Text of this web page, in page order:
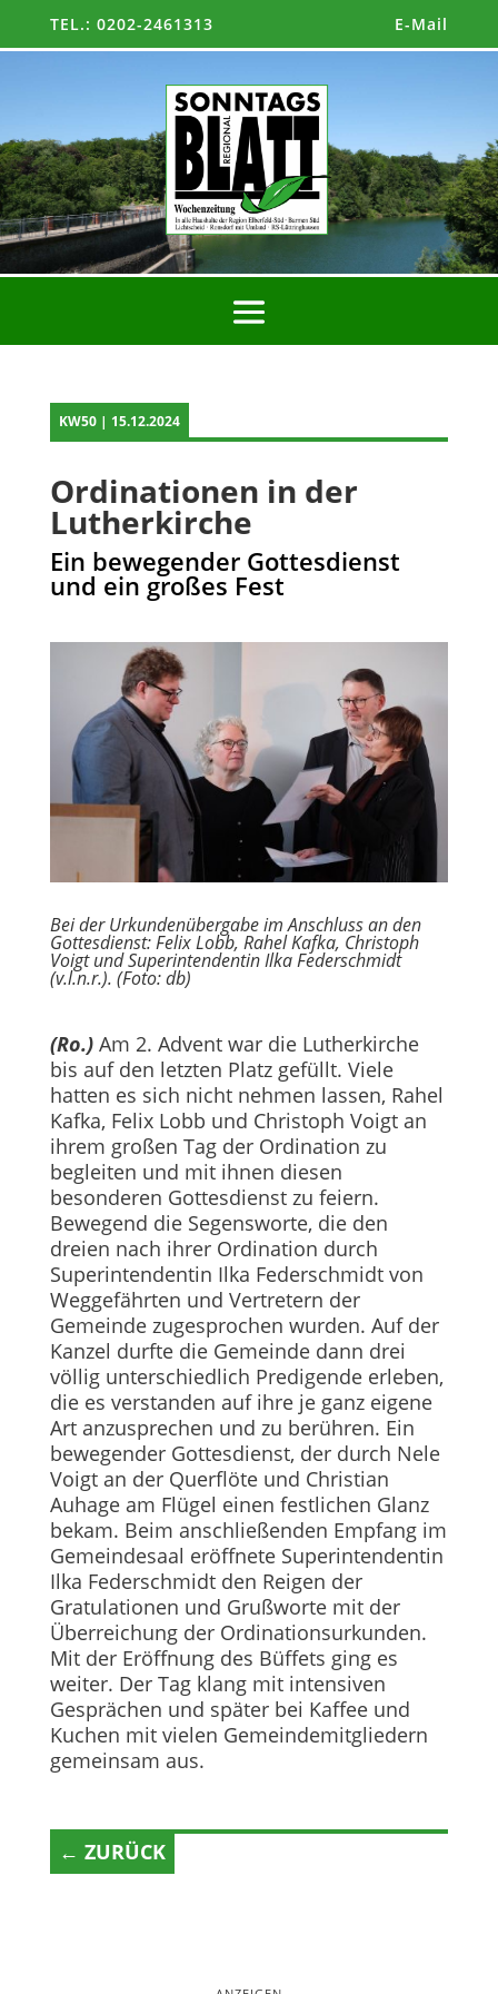
TEL.: 0202-2461313 E-Mail
KW50 | 15.12.2024
Ordinationen in der
Lutherkirche
Ein bewegender Gottesdienst
und ein großes Fest
Bei der Urkundenübergabe im Anschluss an den
Gottesdienst: Felix Lobb, Rahel Kafka, Christoph
Voigt und Superintendentin Ilka Federschmidt
(v.l.n.r.). (Foto: db)
(Ro.)Am 2. Advent war die Lutherkirche
bis auf den letzten Platz gefüllt. Viele
hatten es sich nicht nehmen lassen, Rahel
Kafka, Felix Lobb und Christoph Voigt an
ihrem großen Tag der Ordination zu
begleiten und mit ihnen diesen
besonderen Gottesdienst zu feiern.
Bewegend die Segensworte, die den
dreien nach ihrer Ordination durch
Superintendentin Ilka Federschmidt von
Weggefährten und Vertretern der
Gemeinde zugesprochen wurden. Auf der
Kanzel durfte die Gemeinde dann drei
völlig unterschiedlich Predigende erleben,
die es verstanden auf ihre je ganz eigene
Art anzusprechen und zu berühren. Ein
bewegender Gottesdienst, der durch Nele
Voigt an der Querflöte und Christian
Auhage am Flügel einen festlichen Glanz
bekam. Beim anschließenden Empfang im
Gemeindesaal eröffnete Superintendentin
Ilka Federschmidt den Reigen der
Gratulationen und Grußworte mit der
Überreichung der Ordinationsurkunden.
Mit der Eröffnung des Büffets ging es
weiter. Der Tag klang mit intensiven
Gesprächen und später bei Kaffee und
Kuchen mit vielen Gemeindemitgliedern
gemeinsam aus.
← ZURÜCK